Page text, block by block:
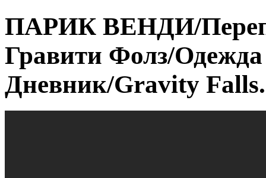
ПАРИК ВЕНДИ/
Гравити Фолз/
Дневник/Gravity Falls.